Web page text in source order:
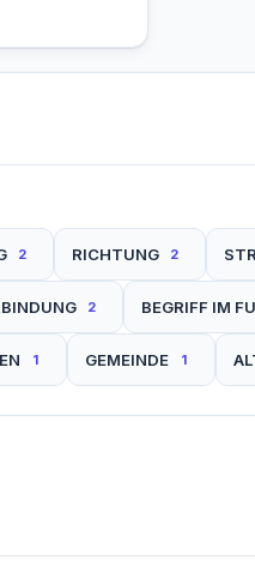
2 RICHTUNG 2
2 BEGRIFF IM
1 GEMEINDE 1